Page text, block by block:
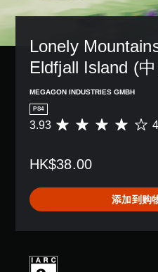
Lonely
Eldfjall Island (
MEGAGON INDUSTRIES GMBH
PS4
平
价
.
9
满
3.93
HK$38.00
添加到购